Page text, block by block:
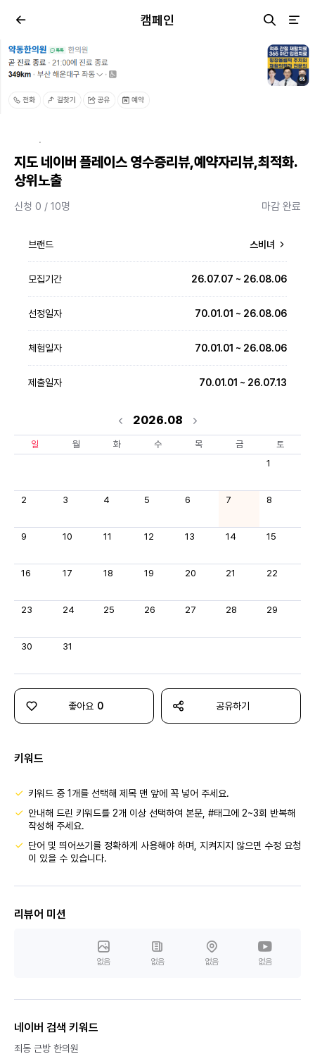
캠페인
·
지도 네이버 플레이스 영수증리뷰,예약자리뷰,최적화.
상위노출
신청 0 / 10명 마감 완료
브랜드 스비녀
모집기간 26.07.07 ~ 26.08.06
선정일자 70.01.01 ~ 26.08.06
체험일자 70.01.01 ~ 26.08.06
제출일자 70.01.01 ~ 26.07.13
2026.08
일 월 화 수 목 금
토
1
2 3 4 5 6 7 8
9 10 11 12 13 14 15
16 17 18 19 20 21 22
23 24 25 26 27 28 29
30 31
좋아요 0 공유하기
키워드
키워드 중 1개를 선택해 제목 맨 앞에 꼭 넣어 주세요.
안내해 드린 키워드를 2개 이상 선택하여 본문, #태그에 2~3회 반복해
작성해 주세요.
단어 및 띄어쓰기를 정확하게 사용해야 하며, 지켜지지 않으면 수정 요청
이 있을 수 있습니다.
리뷰어 미션
없음 없음 없음 없음
네이버 검색 키워드
죄동 근방 한의원